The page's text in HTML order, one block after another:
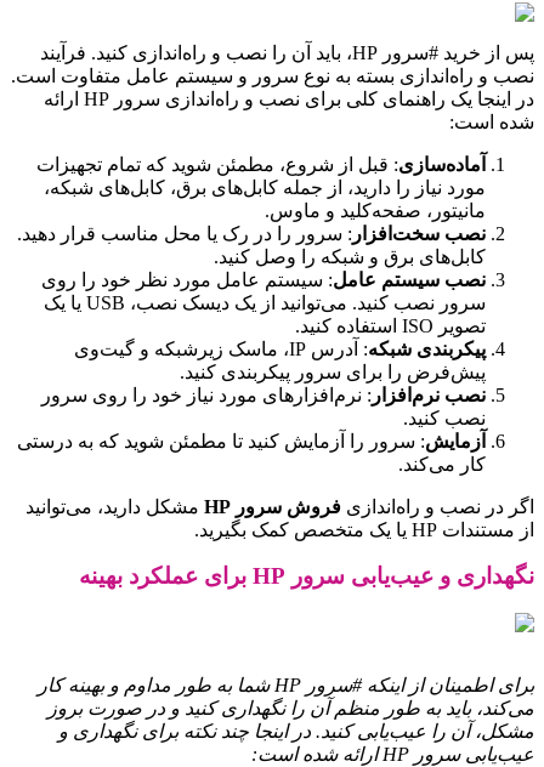
پس از خرید #سرور HP، باید آن را نصب و راه‌اندازی کنید. فرآیند
نصب و راه‌اندازی بسته به نوع سرور و سیستم عامل متفاوت است.
در اینجا یک راهنمای کلی برای نصب و راه‌اندازی سرور HP ارائه
شده است:
آماده‌سازی: قبل از شروع، مطمئن شوید که تمام تجهیزات
مورد نیاز را دارید، از جمله کابل‌های برق، کابل‌های شبکه،
مانیتور، صفحه‌کلید و ماوس.
نصب سخت‌افزار : سرور را در رک یا محل مناسب قرار دهید.
کابل‌های برق و شبکه را وصل کنید.
نصب سیستم عامل: سیستم عامل مورد نظر خود را روی
سرور نصب کنید. می‌توانید از یک دیسک نصب، USB یا یک
تصویر ISO استفاده کنید.
پیکربندی شبکه
: آدرس IP، ماسک زیرشبکه و گیت‌وی
پیش‌فرض را برای سرور پیکربندی کنید.
نصب نرم‌افزار : نرم‌افزارهای مورد نیاز خود را روی سرور
نصب کنید.
آزمایش: سرور را آزمایش کنید تا مطمئن شوید که به درستی
کار می‌کند.
اگر در نصب و راه‌اندازی فروش سرور HP
مشکل دارید، می‌توانید
از مستندات HP یا یک متخصص کمک بگیرید.
نگهداری و عیب‌یابی سرور HP برای عملکرد بهینه
برای اطمینان از اینکه #سرور HP شما به طور مداوم و بهینه کار
می‌کند، باید به طور منظم آن را نگهداری کنید و در صورت بروز
مشکل، آن را عیب‌یابی کنید. در اینجا چند نکته برای نگهداری و
عیب‌یابی سرور HP ارائه شده است: